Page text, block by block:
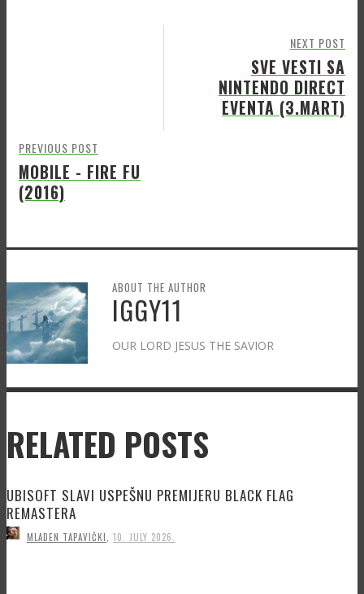
NEXT POST
SVE VESTI SA
NINTENDO DIRECT
EVENTA (3.MART)
PREVIOUS POST
MOBILE - FIRE FU
(2016)
ABOUT THE AUTHOR
IGGY11
OUR LORD JESUS THE SAVIOR
RELATED POSTS
UBISOFT SLAVI USPEŠNU PREMIJERU BLACK FLAG
REMASTERA
MLADEN TAPAVIČKI 10. JULY 2026.